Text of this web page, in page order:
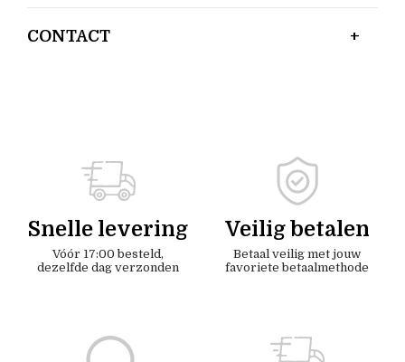
CONTACT
Snelle levering
Vóór 17:00 besteld,
dezelfde dag verzonden
Veilig betalen
Betaal veilig met jouw
favoriete betaalmethode